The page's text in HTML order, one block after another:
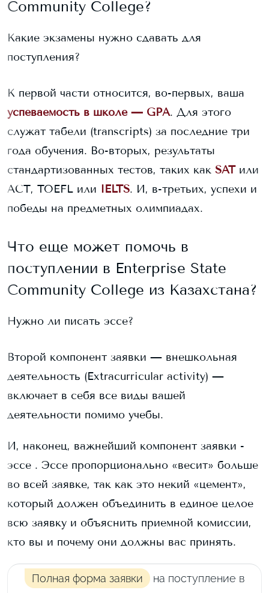
Community College?
Какие экзамены нужно сдавать для
поступления?
К первой части относится, во-первых, ваша
успеваемость в школе — GPA. Для этого
служат табели (transcripts) за последние три
года обучения. Во-вторых, результаты
стандартизованных тестов, таких как SAT или
ACT, TOEFL или IELTS. И, в-третьих, успехи и
победы на предметных олимпиадах.
Что еще может помочь в
поступлении в Enterprise State
Community College из Казахстана?
Нужно ли писать эссе?
Второй компонент заявки — внешкольная
деятельность (Extracurricular activity) —
включает в себя все виды вашей
деятельности помимо учебы.
И, наконец, важнейший компонент заявки -
эссе . Эссе пропорционально «весит» больше
во всей заявке, так как это некий «цемент»,
который должен объединить в единое целое
всю заявку и объяснить приемной комиссии,
кто вы и почему они должны вас принять.
Полная форма заявки
на поступление в